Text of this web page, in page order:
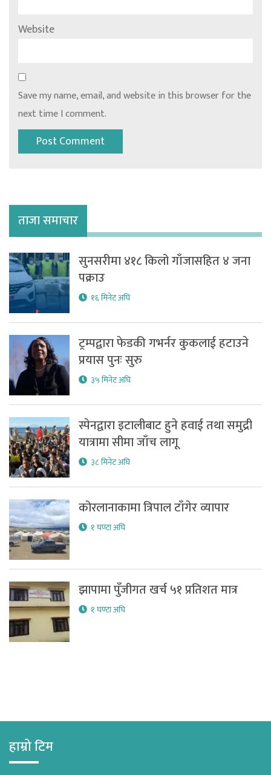
Website
Save my name, email, and website in this browser for the
next time I comment.
ताजा समाचार
सुनसरीमा ४१८ किलो गाँजासहित ४ जना
पक्राउ
१६ मिनेट अघि
ट्रम्पद्वारा फेडकी गभर्नर कुकलाई हटाउने
प्रयास पुनः सुरु
३५ मिनेट अघि
स्पेनद्वारा इटालीबाट हुने हवाई तथा समुद्री
यात्रामा सीमा जाँच लागू
३८ मिनेट अघि
कोरलानाकामा त्रिपाल टाँगेर व्यापार
१ घण्टा अघि
झापामा पुँजीगत खर्च ५१ प्रतिशत मात्र
१ घण्टा अघि
हाम्रो टिम